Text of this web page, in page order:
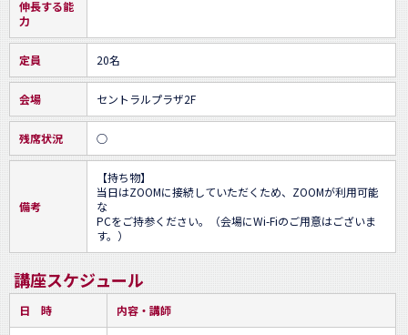
伸長する能
力
定員 20名
会場 セントラルプラザ2F
残席状況 ○
備考
【持ち物】
当日はZOOMに接続していただくため、ZOOMが利用可能
な
PCをご持参ください。（会場にWi-Fiのご用意はございま
す。）
講座スケジュール
日 時 内容・講師